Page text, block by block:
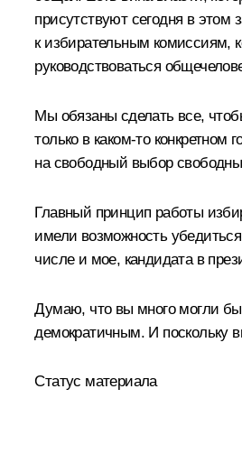
присутствуют сегодня в
к избирательным комиссиям,
руководствоваться
Мы обязаны сделать все,
только в каком‑то
на свободный выбор
Главный принцип работы
имели возможность
числе и мое, кандидата в
Думаю, что вы много могли бы
демократичным. И поскольку
Статус материала